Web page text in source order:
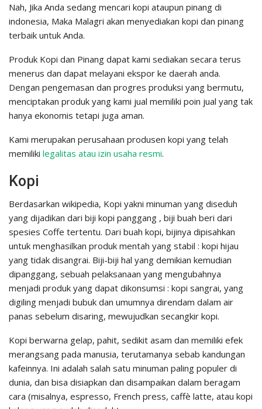
Nah, Jika Anda sedang mencari kopi ataupun pinang di
indonesia, Maka Malagri akan menyediakan kopi dan pinang
terbaik untuk Anda.
Produk Kopi dan Pinang dapat kami sediakan secara terus
menerus dan dapat melayani ekspor ke daerah anda.
Dengan pengemasan dan progres produksi yang bermutu,
menciptakan produk yang kami jual memiliki poin jual yang tak
hanya ekonomis tetapi juga aman.
Kami merupakan perusahaan produsen kopi yang telah
memiliki legalitas atau izin usaha resmi.
Kopi
Berdasarkan wikipedia, Kopi yakni minuman yang diseduh
yang dijadikan dari biji kopi panggang , biji buah beri dari
spesies Coffe tertentu. Dari buah kopi, bijinya dipisahkan
untuk menghasilkan produk mentah yang stabil : kopi hijau
yang tidak disangrai. Biji-biji hal yang demikian kemudian
dipanggang, sebuah pelaksanaan yang mengubahnya
menjadi produk yang dapat dikonsumsi : kopi sangrai, yang
digiling menjadi bubuk dan umumnya direndam dalam air
panas sebelum disaring, mewujudkan secangkir kopi.
Kopi berwarna gelap, pahit, sedikit asam dan memiliki efek
merangsang pada manusia, terutamanya sebab kandungan
kafeinnya. Ini adalah salah satu minuman paling populer di
dunia, dan bisa disiapkan dan disampaikan dalam beragam
cara (misalnya, espresso, French press, caffè latte, atau kopi